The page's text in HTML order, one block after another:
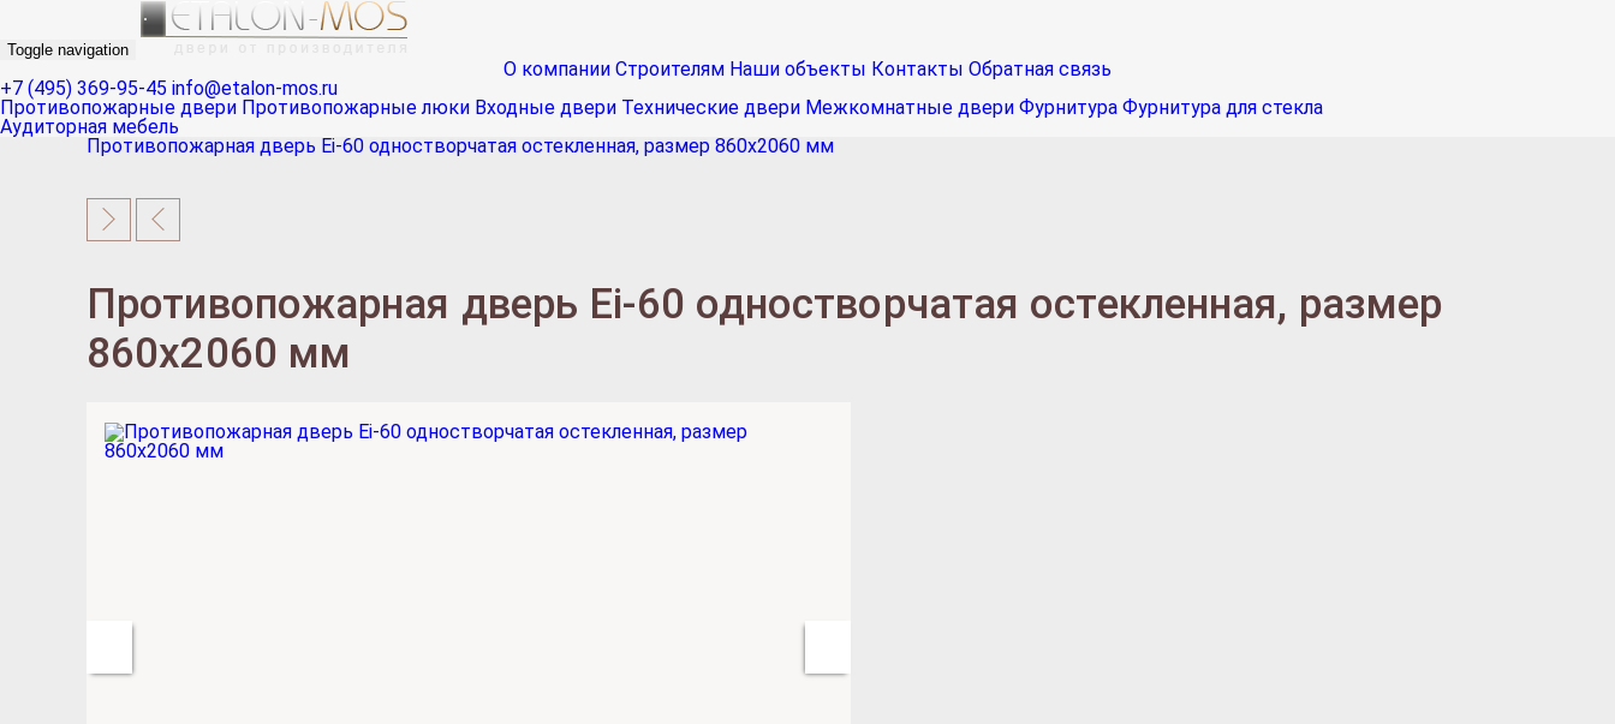
Toggle navigation
О компании Строителям Наши объекты Контакты Обратная связь
+7 (495) 369-95-45 info@etalon-mos.ru
Противопожарные двери Противопожарные люки Входные двери Технические двери Межкомнатные двери Фурнитура Фурнитура для стекла
Аудиторная мебель
Противопожарная дверь Ei-60 одностворчатая остекленная, размер 860х2060 мм
Противопожарная дверь Ei-60 одностворчатая остекленная, размер
860х2060 мм